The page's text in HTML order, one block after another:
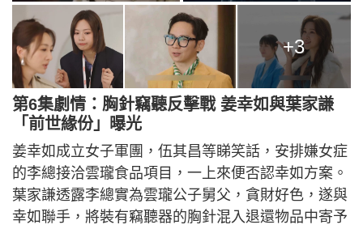
+3
第6集劇情：胸針竊聽反擊戰 姜幸如與葉家謙
「前世緣份」曝光
姜幸如成立女子軍團，伍其昌等睇笑話，安排嫌女症
的李總接洽雲瓏食品項目，一上來便否認幸如方案。
葉家謙透露李總實為雲瓏公子舅父，貪財好色，遂與
幸如聯手，將裝有竊聽器的胸針混入退還物品中寄予